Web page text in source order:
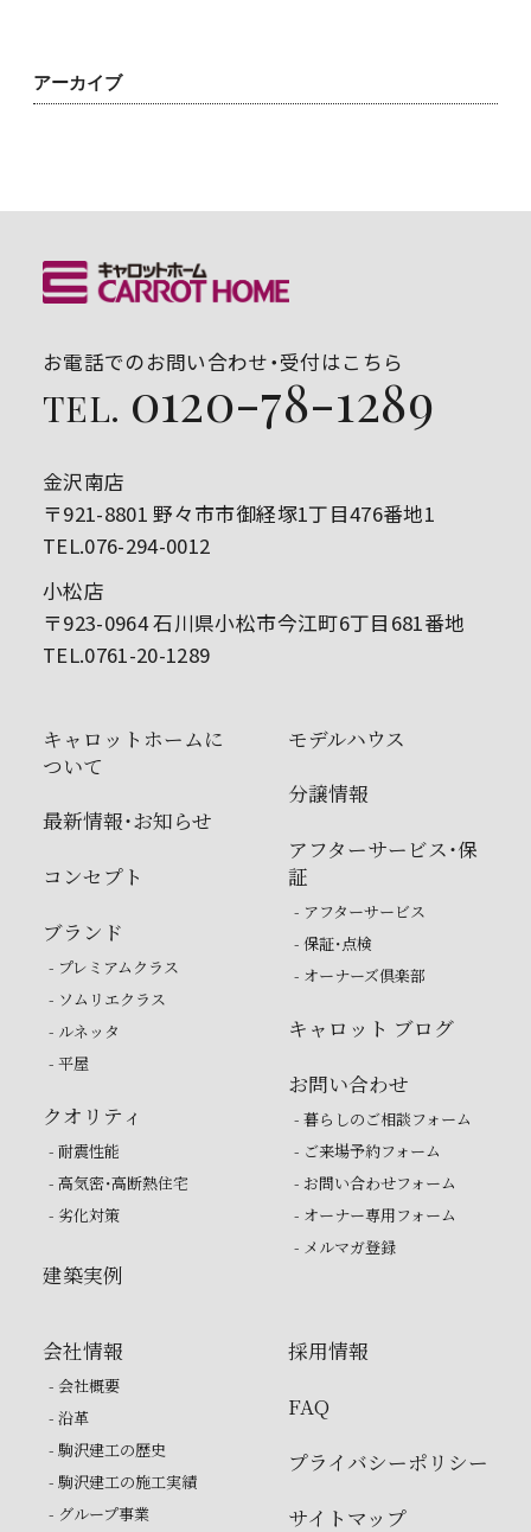
アーカイブ
お電話でのお問い合わせ・受付はこちら
TEL. 0120-78-1289
金沢南店
〒921-8801 野々市市御経塚1丁目476番地1
TEL.076-294-0012
小松店
〒923-0964 石川県小松市今江町6丁目681番地
TEL.0761-20-1289
キャロットホームに
ついて
最新情報・お知らせ
コンセプト
ブランド
- プレミアムクラス
- ソムリエクラス
- ルネッタ
- 平屋
クオリティ
- 耐震性能
- 高気密・高断熱住宅
- 劣化対策
建築実例
モデルハウス
分譲情報
アフターサービス・保
証
- アフターサービス
- 保証・点検
- オーナーズ倶楽部
キャロット ブログ
お問い合わせ
- 暮らしのご相談フォーム
- ご来場予約フォーム
- お問い合わせフォーム
- オーナー専用フォーム
- メルマガ登録
会社情報
- 会社概要
- 沿革
- 駒沢建工の歴史
- 駒沢建工の施工実績
- グループ事業
採用情報
FAQ
プライバシーポリシー
サイトマップ